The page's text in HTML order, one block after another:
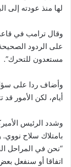
لها منذ عودته إلى
وقال ترامب في
على الردود
مستعدون للتحرك”.
وأضاف ردا على
أيام، لكن الأمور
وشدد الرئيس
بامتلاك سلاح
“نحن في المراحل
اتفاقا أو سنفعل